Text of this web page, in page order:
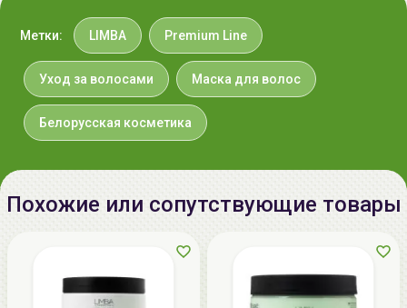
Метки: LIMBA Premium Line
Уход за волосами Маска для волос
Белорусская косметика
Похожие или сопутствующие товары